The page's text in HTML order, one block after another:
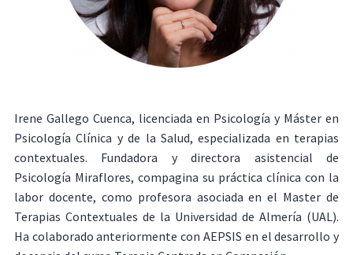
Irene Gallego Cuenca, licenciada en Psicología y Máster en
Psicología Clínica y de la Salud, especializada en terapias
contextuales. Fundadora y directora asistencial de
Psicología Miraflores, compagina su práctica clínica con la
labor docente, como profesora asociada en el Master de
Terapias Contextuales de la Universidad de Almería (UAL).
Ha colaborado anteriormente con AEPSIS en el desarrollo y